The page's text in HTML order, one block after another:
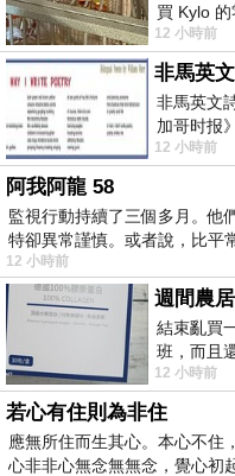
買 Kylo
顧都會去
12 小時前
非馬英
非馬英文
加哥时报
12 小時前
阿我阿龍 58
監視行動持續了三個多月。他
特卻異常謹慎。或者說，比平
12 小時前
結束亂買
班，而且
花不少錢
12 小時前
若心有住則為非住
應無所住而生其心。本心不住
心非非心無念無無念，覺心初